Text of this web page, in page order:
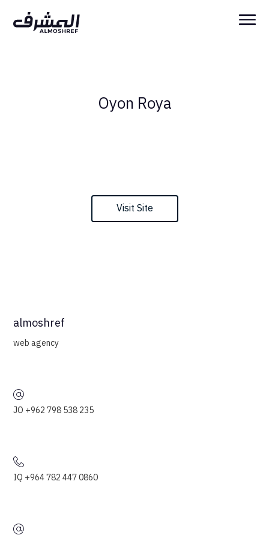
Oyon Roya
Visit Site
almoshref
web agency
JO +962 798 538 235
IQ +964 782 447 0860